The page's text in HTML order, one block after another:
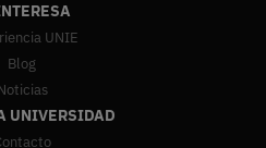
UNIE
Blog
UNIVERSIDAD